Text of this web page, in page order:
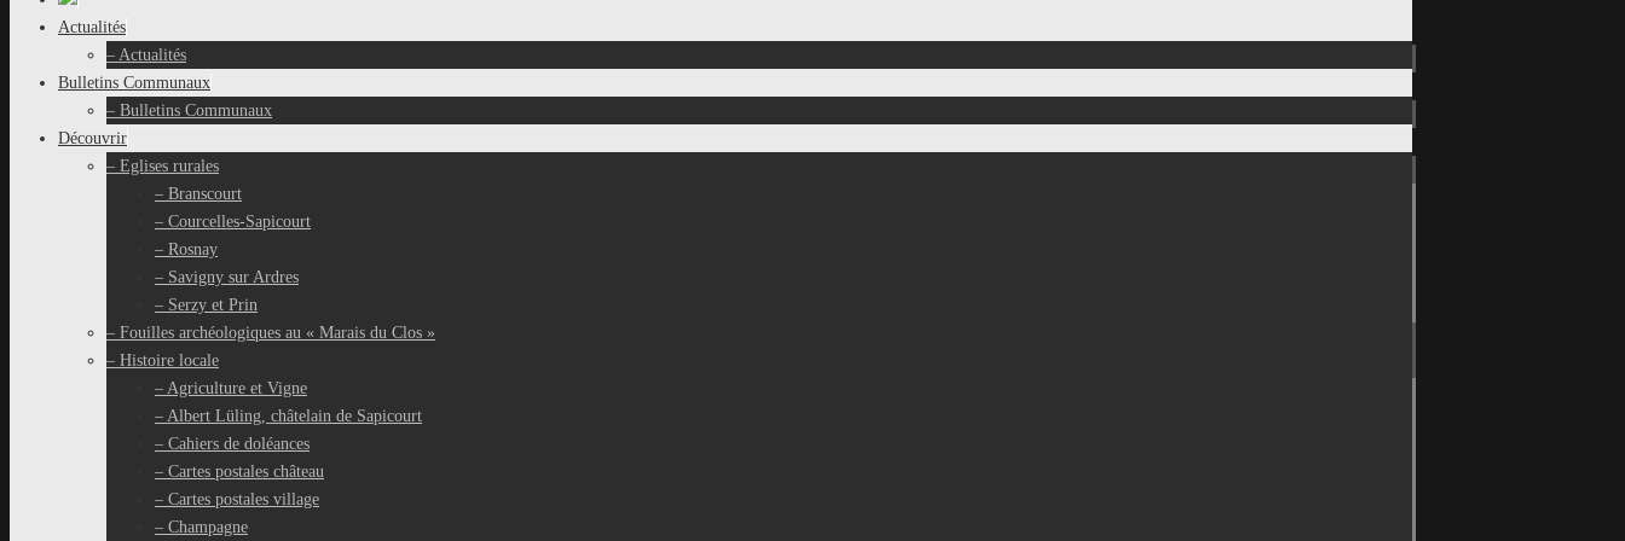
Actualités
– Actualités
Bulletins Communaux
– Bulletins Communaux
Découvrir
– Eglises rurales
– Branscourt
– Courcelles-Sapicourt
– Rosnay
– Savigny sur Ardres
– Serzy et Prin
– Fouilles archéologiques au « Marais du Clos »
– Histoire locale
– Agriculture et Vigne
– Albert Lüling, châtelain de Sapicourt
– Cahiers de doléances
– Cartes postales château
– Cartes postales village
– Champagne